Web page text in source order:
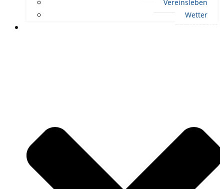
Vereinsleben
Wetter
LEBEN IN ERNDTEBRÜCK